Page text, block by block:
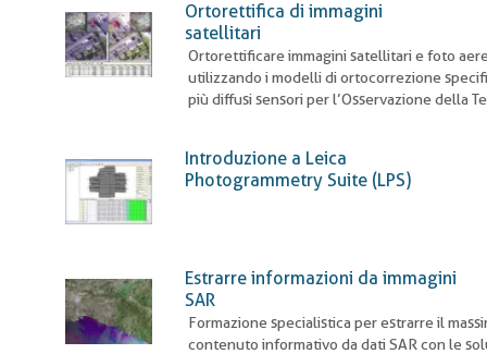
Ortorettifica di immagini
satellitari
Ortorettificare immagini satellitari e foto
utilizzando i modelli di ortocorrezione
più diffusi sensori per l’Osservazione della
Introduzione a Leica
Photogrammetry Suite (LPS)
Estrarre informazioni da immagini
SAR
Formazione specialistica per estrarre il
contenuto informativo da dati SAR con le